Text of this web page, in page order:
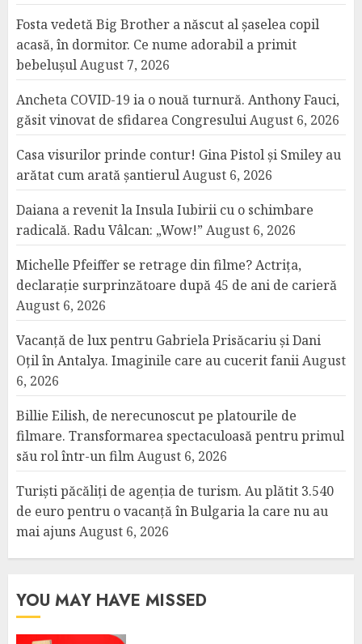
Fosta vedetă Big Brother a născut al șaselea copil
acasă, în dormitor. Ce nume adorabil a primit
bebelușulAugust 7, 2026
Ancheta COVID-19 ia o nouă turnură. Anthony Fauci,
găsit vinovat de sfidarea CongresuluiAugust 6, 2026
Casa visurilor prinde contur! Gina Pistol și Smiley au
arătat cum arată șantierulAugust 6, 2026
Daiana a revenit la Insula Iubirii cu o schimbare
radicală. Radu Vâlcan: „Wow!” August 6, 2026
Michelle Pfeiffer se retrage din filme? Actrița,
declarație surprinzătoare după 45 de ani de carieră
August 6, 2026
Vacanță de lux pentru Gabriela Prisăcariu și Dani
Oțil în Antalya. Imaginile care au cucerit faniiAugust
6, 2026
Billie Eilish, de nerecunoscut pe platourile de
filmare. Transformarea spectaculoasă pentru primul
său rol într-un filmAugust 6, 2026
Turiști păcăliți de agenția de turism. Au plătit 3.540
de euro pentru o vacanță în Bulgaria la care nu au
mai ajuns August 6, 2026
YOU MAY HAVE MISSED